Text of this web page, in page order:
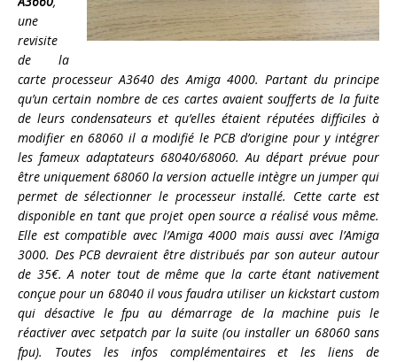
une
revisite
de la
carte processeur A3640 des Amiga 4000. Partant du principe
qu’un certain nombre de ces cartes avaient soufferts de la fuite
de leurs condensateurs et qu’elles étaient réputées difficiles à
modifier en 68060 il a modifié le PCB d’origine pour y intégrer
les fameux adaptateurs 68040/68060. Au départ prévue pour
être uniquement 68060 la version actuelle intègre un jumper qui
permet de sélectionner le processeur installé. Cette carte est
disponible en tant que projet open source a réalisé vous même.
Elle est compatible avec l’Amiga 4000 mais aussi avec l’Amiga
3000. Des PCB devraient être distribués par son auteur autour
de 35€. A noter tout de même que la carte étant nativement
conçue pour un 68040 il vous faudra utiliser un kickstart custom
qui désactive le fpu au démarrage de la machine puis le
réactiver avec setpatch par la suite (ou installer un 68060 sans
fpu). Toutes les infos complémentaires et les liens de